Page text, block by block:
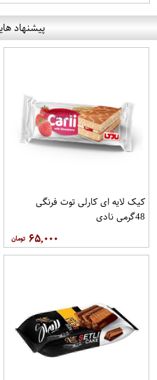
پیشنهاد
کیک لایه ای کارلی توت فرنگی
48گرمی نادی
۶۵,۰۰۰